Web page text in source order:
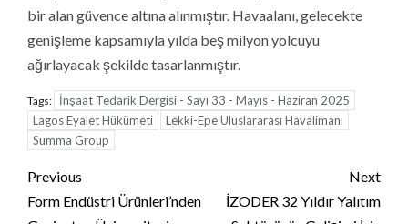
bir alan güvence altına alınmıştır. Havaalanı, gelecekte
genişleme kapsamıyla yılda beş milyon yolcuyu
ağırlayacak şekilde tasarlanmıştır.
Tags: İnşaat Tedarik Dergisi - Sayı 33 - Mayıs - Haziran 2025
Lagos Eyalet Hükümeti
Lekki-Epe Uluslararası Havalimanı
Summa Group
Continue
Reading
Previous
Form Endüstri Ürünleri’nden
Next
İZODER 32 Yıldır Yalıtım